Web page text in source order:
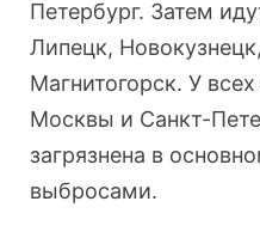
Петербург. Затем
Липецк,
Магнитогорск. У
Москвы и Санкт-
загрязнена в
выбросами.